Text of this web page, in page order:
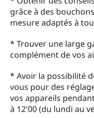
grâce à des
mesure adaptés à
* Trouver une large
complément de vos
* Avoir la possibilité
vous pour des
vos appareils
à 12'00 (du lundi au